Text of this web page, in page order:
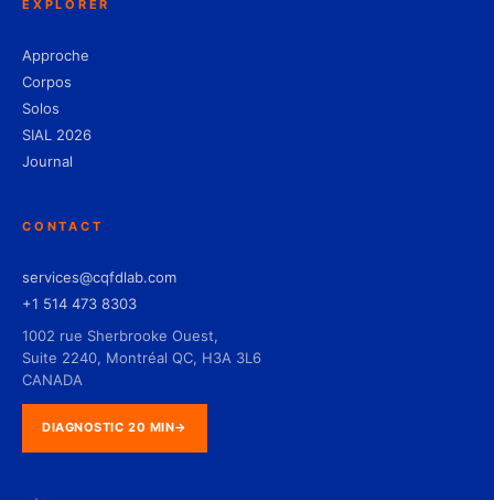
EXPLORER
Approche
Corpos
Solos
SIAL 2026
Journal
CONTACT
services@cqfdlab.com
+1 514 473 8303
1002 rue Sherbrooke Ouest,
Suite 2240, Montréal QC, H3A 3L6
CANADA
DIAGNOSTIC 20 MIN→